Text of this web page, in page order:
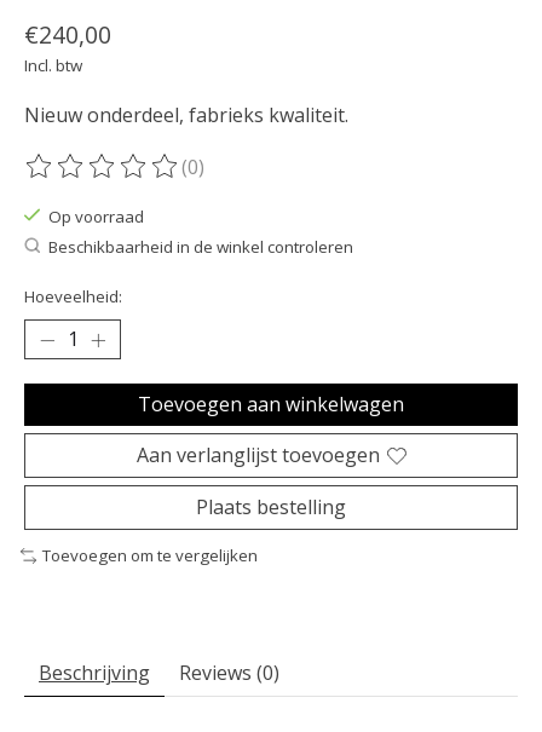
€240,00
Incl. btw
Nieuw onderdeel, fabrieks kwaliteit.
De beoordeling van dit product is
(0)
Op voorraad
Beschikbaarheid in de winkel controleren
Hoeveelheid:
Toevoegen aan winkelwagen
Aan verlanglijst toevoegen
Plaats bestelling
Toevoegen om te vergelijken
Beschrijving Reviews (0)